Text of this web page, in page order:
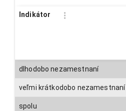
Indikátor
dlhodobo nezamestnaní
veľmi krátkodobo nezamestnaní
spolu